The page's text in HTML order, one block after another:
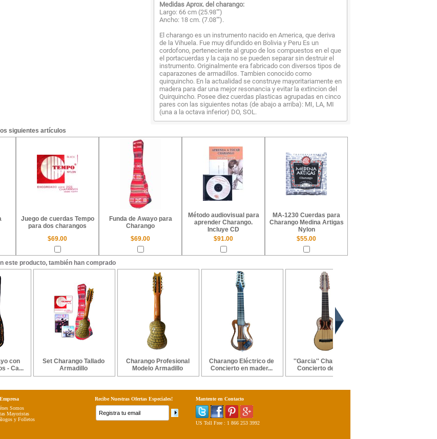
Medidas Aprox. del charango:
Largo: 66 cm (25.98"")
Ancho: 18 cm. (7.08"").
El charango es un instrumento nacido en America, que deriva
de la Vihuela. Fue muy difundido en Bolivia y Peru Es un
cordofono, perteneciente al grupo de los compuestos en el que
el portacuerdas y la caja no se pueden separar sin destruir el
instrumento. Originalmente era fabricado con diversos tipos de
caparazones de armadillos. Tambien conocido como
quirquincho. En la actualidad se construye mayoritariamente en
madera para dar una mejor resonancia y evitar la extincion del
Quirquincho. Posee diez cuerdas plasticas agrupadas en cinco
pares con las siguientes notas (de abajo a arriba): MI, LA, MI
(una a la octava inferior) DO, SOL.
siguientes artículos
Juego de cuerdas Tempo
para dos charangos
Funda de Awayo para
Charango
Método audiovisual para
aprender Charango.
Incluye CD
MA-1230 Cuerdas para
Charango Medina Artigas
Nylon
$69.00 $69.00 $91.00 $55.00
este producto, también han comprado
con
- Ca...
Set Charango Tallado
Armadillo
Charango Profesional
Modelo Armadillo
Charango Eléctrico de
Concierto en mader...
''Garcia'' Charango de
Concierto de Quin...
Somos
Mayoristas
y Folletos
Recibe Nuestras Ofertas Especiales! Mantente en Contacto
US Toll Free : 1 866 253 3992